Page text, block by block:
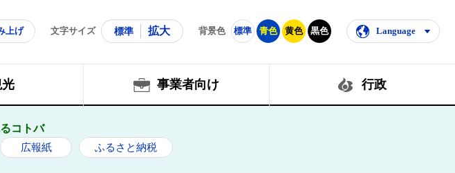
上げ 文字サイズ 標準 拡大 背景色 標準 青色 黄色 黒色 Language
事業者向け 行政
コトバ
広報紙 ふるさと納税